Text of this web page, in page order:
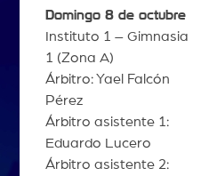
Domingo 8 de octubre
Instituto 1 – Gimnasia
1 (Zona A)
Árbitro: Yael Falcón
Pérez
Árbitro asistente 1:
Eduardo Lucero
Árbitro asistente 2: